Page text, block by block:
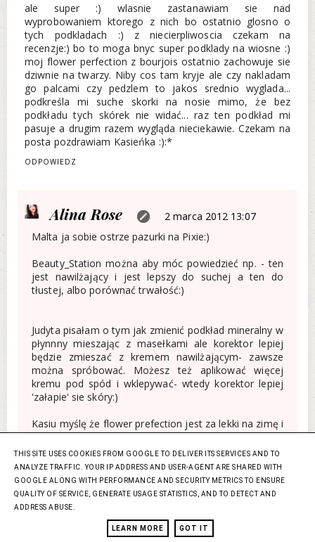
ale super :) wlasnie zastanawiam sie nad
wyprobowaniem ktorego z nich bo ostatnio glosno o
tych podkladach :) z niecierpliwoscia czekam na
recenzje:) bo to moga bnyc super podklady na wiosne :)
moj flower perfection z bourjois ostatnio zachowuje sie
dziwnie na twarzy. Niby cos tam kryje ale czy nakladam
go palcami czy pedzlem to jakos srednio wyglada...
podkreśla mi suche skorki na nosie mimo, że bez
podkładu tych skórek nie widać... raz ten podkład mi
pasuje a drugim razem wygląda nieciekawie. Czekam na
posta pozdrawiam Kasieńka :):*
ODPOWIEDZ
Alina Rose
2 marca 2012 13:07
Malta ja sobie ostrze pazurki na Pixie:)
Beauty_Station można aby móc powiedzieć np. - ten
jest nawilżający i jest lepszy do suchej a ten do
tłustej, albo porównać trwałość:)
Judyta pisałam o tym jak zmienić podkład mineralny w
płynnny mieszając z masełkami ale korektor lepiej
będzie zmieszać z kremem nawilżającym- zawsze
można spróbować. Możesz też aplikować więcej
kremu pod spód i wklepywać- wtedy korektor lepiej
'załapie' sie skóry:)
Kasiu myślę że flower prefection jest za lekki na zimę i
zbyt wodnisty- wake me up jest niestety podobny,
lepszy wydaje mi sie match:)
ODPOWIEDZ
Katarzyna Korzysci
2 marca 2012
THIS SITE USES COOKIES FROM GOOGLE TO DELIVER ITS SERVICES AND TO
ANALYZE TRAFFIC. YOUR IP ADDRESS AND USER-AGENT ARE SHARED WITH
GOOGLE ALONG WITH PERFORMANCE AND SECURITY METRICS TO ENSURE
QUALITY OF SERVICE, GENERATE USAGE STATISTICS, AND TO DETECT AND
ADDRESS ABUSE.
LEARN MORE GOT IT